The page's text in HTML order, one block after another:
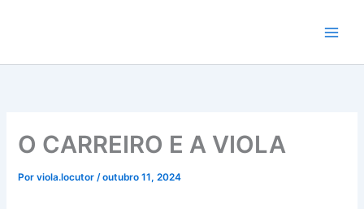
conteúdo
O CARREIRO E A VIOLA
Porviola.locutor/outubro 11, 2024